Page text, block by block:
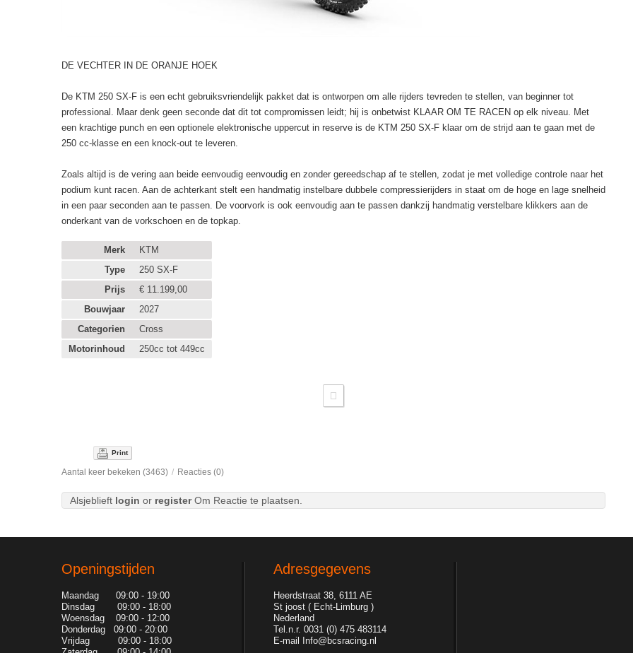
DE VECHTER IN DE ORANJE HOEK
De KTM 250 SX-F is een echt gebruiksvriendelijk pakket dat is ontworpen om alle rijders tevreden te stellen, van beginner tot
professional. Maar denk geen seconde dat dit tot compromissen leidt; hij is onbetwist KLAAR OM TE RACEN op elk niveau. Met
een krachtige punch en een optionele elektronische uppercut in reserve is de KTM 250 SX-F klaar om de strijd aan te gaan met de
250 cc-klasse en een knock-out te leveren.
Zoals altijd is de vering aan beide eenvoudig eenvoudig en zonder gereedschap af te stellen, zodat je met volledige controle naar het
podium kunt racen. Aan de achterkant stelt een handmatig instelbare dubbele compressierijders in staat om de hoge en lage snelheid
in een paar seconden aan te passen. De voorvork is ook eenvoudig aan te passen dankzij handmatig verstelbare klikkers aan de
onderkant van de vorkschoen en de topkap.
Merk
KTM
Type
250 SX-F
Prijs
€ 11.199,00
Bouwjaar
2027
Categorien
Cross
Motorinhoud
250cc tot 449cc
Print
Aantal keer bekeken (3463) / Reacties (0)
Alsjeblieft login or registerOm Reactie te plaatsen.
Openingstijden
Maandag 09:00 - 19:00
Dinsdag 09:00 - 18:00
Woensdag 09:00 - 12:00
Donderdag 09:00 - 20:00
Vrijdag 09:00 - 18:00
Adresgegevens
Heerdstraat 38, 6111 AE
St joost ( Echt-Limburg )
Nederland
Tel.n.r. 0031 (0) 475 483114
E-mail Info@bcsracing.nl